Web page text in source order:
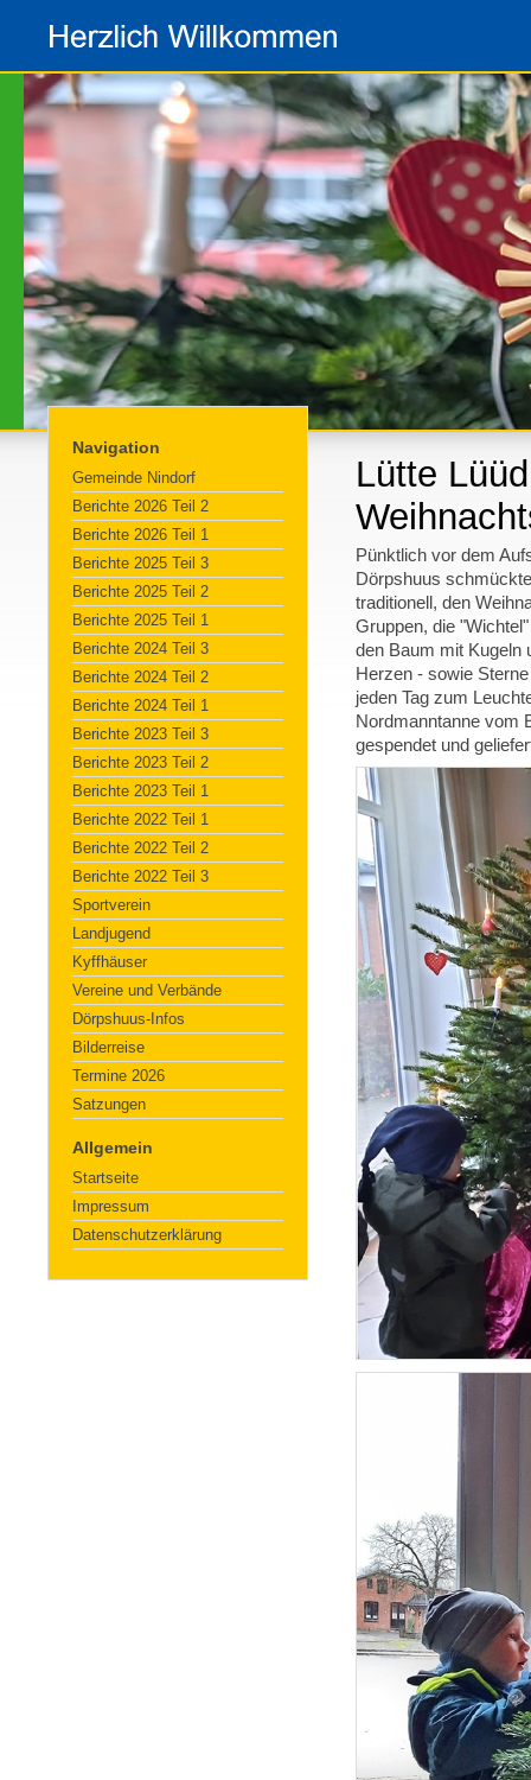
Navigation
Gemeinde Nindorf
Berichte 2026 Teil 2
Berichte 2026 Teil 1
Berichte 2025 Teil 3
Berichte 2025 Teil 2
Berichte 2025 Teil 1
Berichte 2024 Teil 3
Berichte 2024 Teil 2
Berichte 2024 Teil 1
Berichte 2023 Teil 3
Berichte 2023 Teil 2
Berichte 2023 Teil 1
Berichte 2022 Teil 1
Berichte 2022 Teil 2
Berichte 2022 Teil 3
Sportverein
Landjugend
Kyffhäuser
Vereine und Verbände
Dörpshuus-Infos
Bilderreise
Termine 2026
Satzungen
Allgemein
Startseite
Impressum
Datenschutzerklärung
Lütte
Pünktlich vor dem
Dörpshuus
traditionell, den
Gruppen, die
den Baum mit Kugeln
Herzen - sowie
jeden Tag zum
Nordmanntanne vom
gespendet und